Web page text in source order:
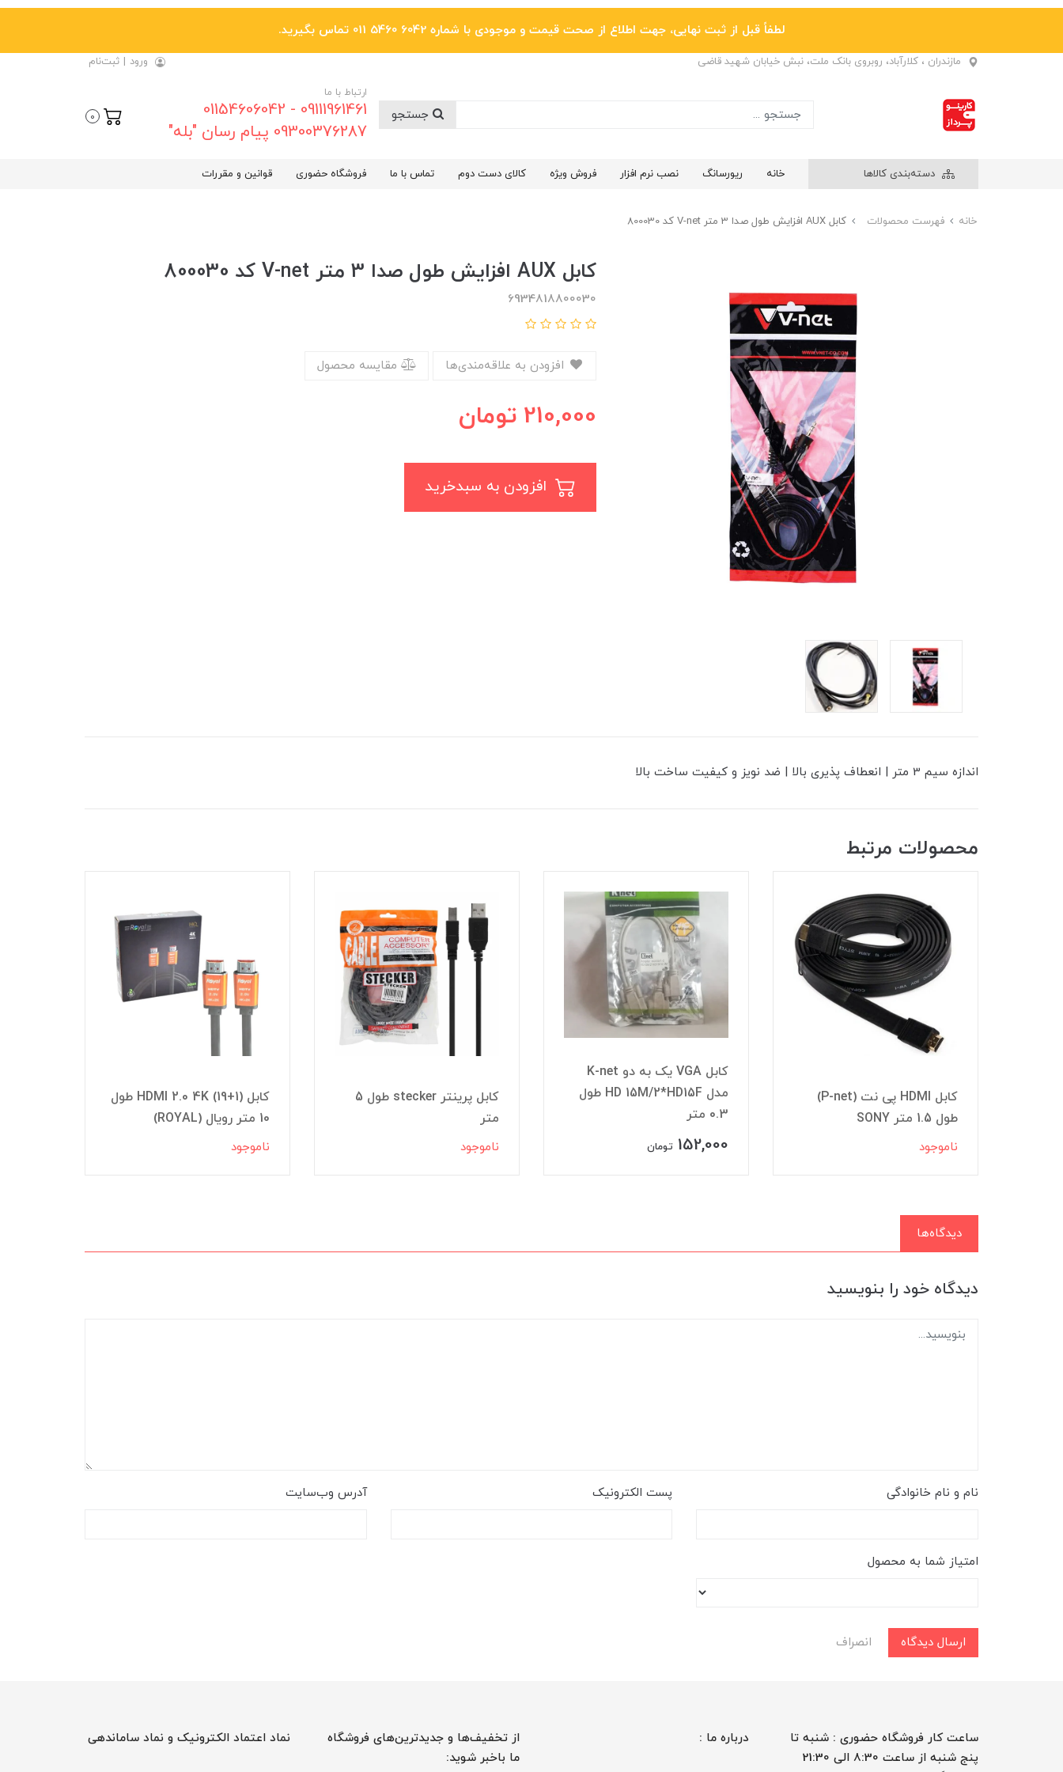
لطفاً قبل از ثبت نهایی، جهت اطلاع از صحت قیمت و موجودی با شماره 6042 5460 011 تماس بگیرید.
مازندران ، کلارآباد، روبروی بانک ملت، نبش خیابان شهید قاضی ورود | ثبت‌نام
ارتباط با ما
09111961461 - 01154606042
09300376287 پیام رسان "بله"
0
دسته‌بندی کالاها خانه ریورسانگ نصب نرم افزار فروش ویژه کالای دست دوم تماس با ما فروشگاه حضوری قوانین و مقررات
خانه فهرست محصولات کابل AUX افزایش طول صدا 3 متر V-net کد 800030
کابل AUX افزایش طول صدا 3 متر V-net کد 800030
6934818800030
مقایسه محصول
210,000 تومان
اندازه سیم 3 متر | انعطاف پذیری بالا | ضد نویز و کیفیت ساخت بالا
محصولات مرتبط
کابل HDMI پی نت (P-net)
طول 1.5 متر SONY
ناموجود
کابل VGA یک به دو K-net
مدل HD 15M/2*HD15F طول
0.3 متر
152,000 تومان
کابل پرینتر stecker طول 5
متر
ناموجود
کابل HDMI 2.0 4K (19+1) طول
10 متر رویال (ROYAL)
ناموجود
دیدگاه‌ها
دیدگاه خود را بنویسید
نام و نام خانوادگی پست الکترونیک آدرس وب‌سایت
امتیاز شما به محصول
ارسال دیدگاه انصراف
ساعت کار فروشگاه حضوری : شنبه تا
پنج شنبه از ساعت 8:30 الی 21:30
درباره ما :
از تخفیف‌ها و جدیدترین‌های فروشگاه
ما باخبر شوید:
نماد اعتماد الکترونیک و نماد ساماندهی